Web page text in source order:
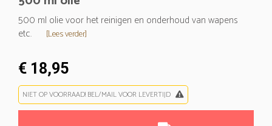
500 ml olie voor het reinigen en onderhoud van wapens
etc.
[Lees verder]
€ 18,95
NIET OP VOORRAAD! BEL/MAIL VOOR LEVERTIJD